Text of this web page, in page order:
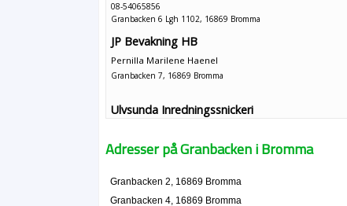
08-54065856
Granbacken 6 Lgh 1102, 16869 Bromma
JP Bevakning HB
Pernilla Marilene Haenel
Granbacken 7, 16869 Bromma
Ulvsunda Inredningssnickeri
08-259646
Granbacken 7 A, 16869 Bromma
Sahlberg form & foto
Björn Ivan Sahlberg
Adresser på Granbacken i Bromma
Granbacken 2, 16869 Bromma
Granbacken 4, 16869 Bromma